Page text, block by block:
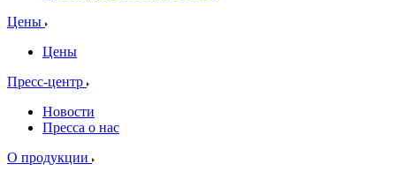
Цены
Цены
Пресс-центр
Новости
Пресса о нас
О продукции